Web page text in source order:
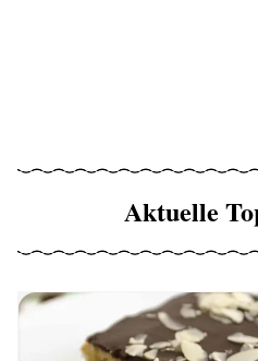
Aktuelle